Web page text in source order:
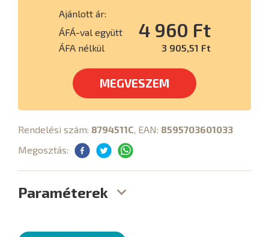
Ajánlott ár:
ÁFÁ-val együtt
4 960 Ft
ÁFA nélkül 3 905,51 Ft
MEGVESZEM
Rendelési szám: 8794511C, EAN: 8595703601033
Megosztás:
Paraméterek